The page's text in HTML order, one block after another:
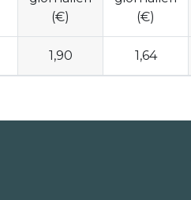
(€)
(€)
1,90 1,64